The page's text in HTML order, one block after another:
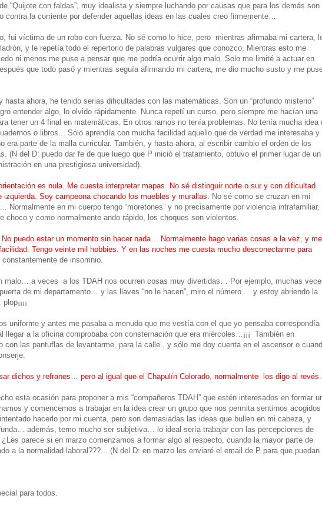
“Quijote con faldas”, muy idealista y siempre luchando por causas que para los demás son
contra la corriente por defender aquellas ideas en las cuales creo firmemente…
fui víctima de un robo con fuerza. No sé como lo hice, pero mientras afirmaba mi cartera,
y le repetía todo el repertorio de palabras vulgares que conozco. Mientras esto me
ni menos me puse a pensar que me podría ocurrir algo malo. Solo me limité a actuar en
que todo pasó y mientras seguía afirmando mi cartera, me dio mucho susto y me
hasta ahora, he tenido serias dificultades con las matemáticas. Son un “profundo misterio”
entender algo, lo olvido rápidamente. Nunca repetí un curso, pero siempre me hacían una
tener un 4 final en matemáticas. En otros ramos no tenía problemas. No tenía mucha idea
o libros... Sólo aprendía con mucha facilidad aquello que de verdad me interesaba y
era parte de la malla curricular. También, y hasta ahora, al escribir cambio el orden de los
(N del D: puedo dar fe de que luego que P inició el tratamiento, obtuvo el primer lugar de un
en una prestigiosa universidad).
es nula. Me cuesta interpretar mapas. No sé distinguir norte o sur y con dificultad
izquierda. Soy campeona chocando los muebles y murallas.
No sé como se cruzan en mi
Normalmente en mi cuerpo tengo “moretones” y no precisamente por violencia intrafamiliar,
choco y como normalmente ando rápido, los choques son violentos.
No puedo estar un momento sin hacer nada… Normalmente hago varias cosas a la vez, y me
Tengo veinte mil hobbies. Y en las noches me cuesta mucho desconectarme para
constantemente de insomnio.
malo… a veces a los TDAH nos ocurren cosas muy divertidas… Por ejemplo, muchas
de mi departamento… y las llaves “no le hacen”, miro el número .. y estoy abriendo la
uniforme y antes me pasaba a menudo que me vestía con el que yo pensaba correspondía
a la oficina comprobaba con consternación que era miércoles…¡¡¡ También en
con las pantuflas de levantarme, para la calle.. y sólo me doy cuenta en el ascensor o
dichos y refranes… pero al igual que el Chapulín Colorado, normalmente los digo al revés.
esta ocasión para proponer a mis “compañeros TDAH” que estén interesados en formar
y comencemos a trabajar en la idea crear un grupo que nos permita sentirnos
hacerlo por mi cuenta, pero son demasiadas las ideas que bullen en mi cabeza, y
además, temo mucho ser subjetiva… lo ideal sería trabajar con las percepciones de
parece si en marzo comenzamos a formar algo al respecto, cuando la mayor parte de
a la normalidad laboral???... (N del D: en marzo les enviaré el email de P para que puedan
para todos.